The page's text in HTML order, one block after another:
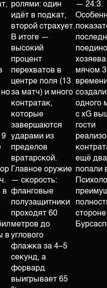
в
в
ролями: один
идёт в подкат,
второй страхует.
В итоге —
высокий
процент
перехватов в
центре поля (13
за матч) и много
контратак,
которые
завершаются
ударами из
пределов
вратарской.
Главное оружие
— скорость:
фланговые
полузащитники
проходят 60
метров до
углового
флажка за 4–5
секунд, а
форвард
выигрывает 65
— 24:3.
мячом
одного
с xG
гости
ещё
попали
стороне